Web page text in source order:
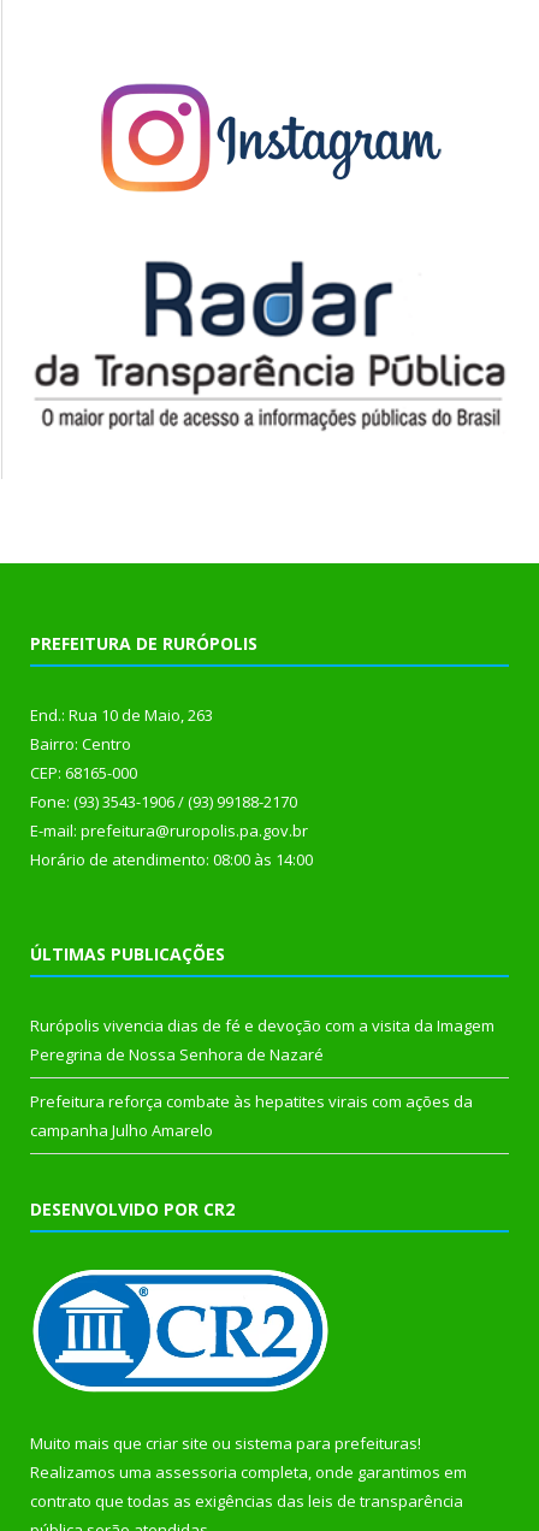
PREFEITURA DE RURÓPOLIS
End.: Rua 10 de Maio, 263
Bairro: Centro
CEP: 68165-000
Fone: (93) 3543-1906 / (93) 99188-2170
E-mail: prefeitura@ruropolis.pa.gov.br
Horário de atendimento: 08:00 às 14:00
ÚLTIMAS PUBLICAÇÕES
Rurópolis vivencia dias de fé e devoção com a visita da Imagem
Peregrina de Nossa Senhora de Nazaré
Prefeitura reforça combate às hepatites virais com ações da
campanha Julho Amarelo
DESENVOLVIDO POR CR2
Muito mais que criar site ou sistema para prefeituras!
Realizamos uma assessoria completa, onde garantimos em
contrato que todas as exigências das leis de transparência